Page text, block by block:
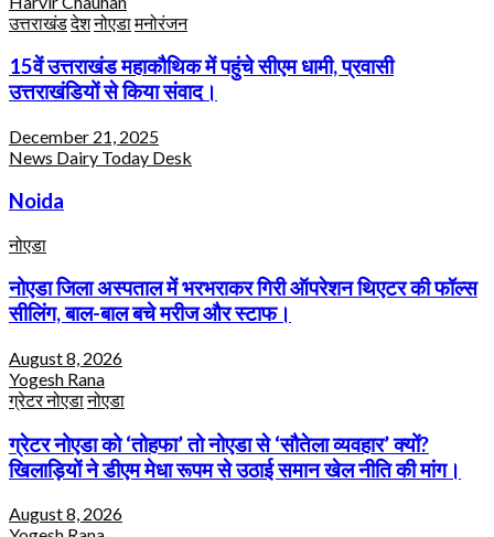
उत्तराखंडदेशनोएडामनोरंजन
15वें उत्तराखंड महाकौथिक में पहुंचे सीएम धामी, प्रवासी
उत्तराखंडियों से किया संवाद।
December 21, 2025
News Dairy Today Desk
Noida
नोएडा
नोएडा जिला अस्पताल में भरभराकर गिरी ऑपरेशन थिएटर की फॉल्स
सीलिंग, बाल-बाल बचे मरीज और स्टाफ।
August 8, 2026
Yogesh Rana
ग्रेटर नोएडानोएडा
ग्रेटर नोएडा को ‘तोहफा’ तो नोएडा से ‘सौतेला व्यवहार’ क्यों?
खिलाड़ियों ने डीएम मेधा रूपम से उठाई समान खेल नीति की मांग।
August 8, 2026